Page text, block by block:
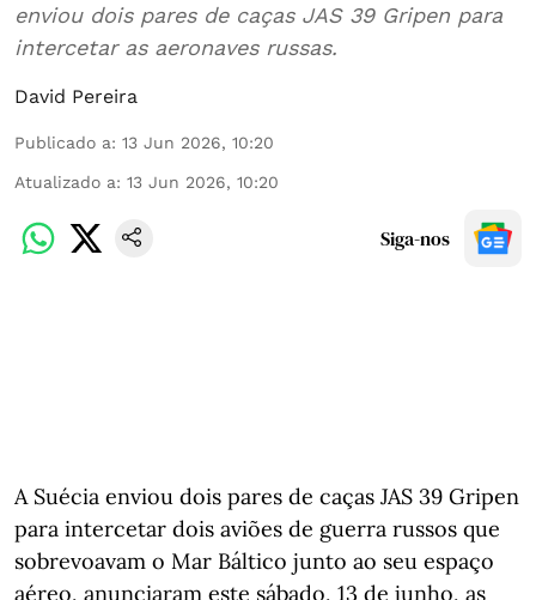
enviou dois pares de caças JAS 39 Gripen para
intercetar as aeronaves russas.
David Pereira
Publicado a: 13 Jun 2026, 10:20
Atualizado a: 13 Jun 2026, 10:20
Siga-nos
A Suécia enviou dois pares de caças JAS 39 Gripen
para intercetar dois aviões de guerra russos que
sobrevoavam o Mar Báltico junto ao seu espaço
aéreo, anunciaram este sábado, 13 de junho, as